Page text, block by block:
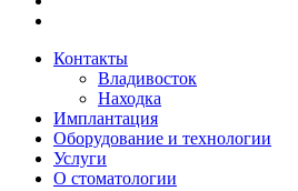
Контакты
Владивосток
Находка
Имплантация
Оборудование и технологии
Услуги
О стоматологии